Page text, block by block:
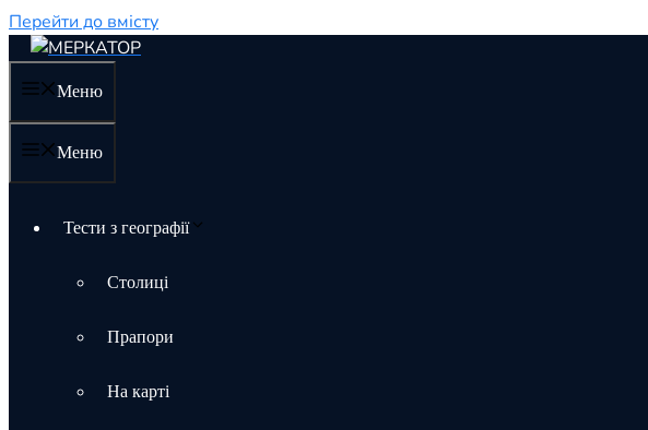
Перейти до вмісту
Меню
Меню
Тести з географії
Столиці
Прапори
На карті